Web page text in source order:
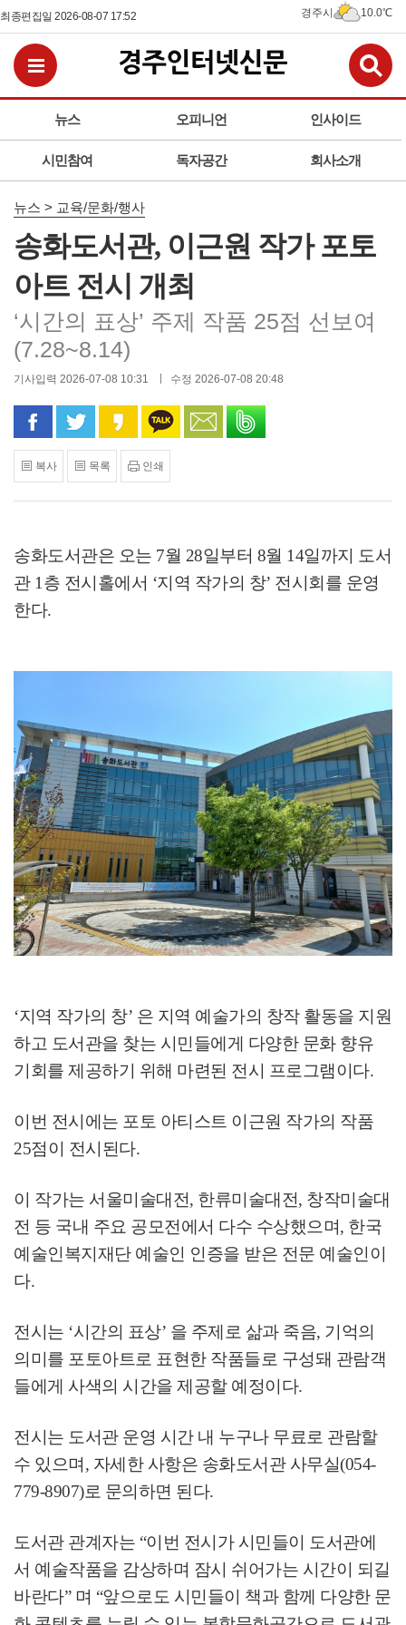
최종편집일 2026-08-07 17:52 경주시 10.0℃
뉴스 오피니언 인사이드
시민참여 독자공간 회사소개
전체메뉴보기
뉴스 > 교육/문화/행사
송화도서관, 이근원 작가 포토
아트 전시 개최
‘시간의 표상’ 주제 작품 25점 선보여
(7.28~8.14)
기사입력 2026-07-08 10:31 수정 2026-07-08 20:48
페이스북으로 공유
트위터로 공유카카오 스토리로 공유
카카오톡으로 공유
문자로 공유
복사 목록 인쇄
송화도서관은 오는 7월 28일부터 8월 14일까지 도서
관 1 층 전시홀에서 ‘지역 작가의 창’ 전시회를 운영
한다.
‘지역 작가의 창’ 은 지역 예술가의 창작 활동을 지원
하고 도서관을 찾는 시민들에게 다양한 문화 향유
기회를 제공하기 위해 마련된 전시 프로그램이다.
이번 전시에는 포토 아티스트 이근원 작가의 작품
25점이 전시된다.
이 작가는 서울미술대전, 한류미술대전, 창작미술대
전 등 국내 주요 공모전에서 다수 수상했으며, 한국
예술인복지재단 예술인 인증을 받은 전문 예술인이
다.
전시는 ‘시간의 표상’ 을 주제로 삶과 죽음, 기억의
의미를 포토아트로 표현한 작품들로 구성돼 관람객
들에게 사색의 시간을 제공할 예정이다.
전시는 도서관 운영 시간 내 누구나 무료로 관람할
수 있으며, 자세한 사항은 송화도서관 사무실(054-
779-8907)로 문의하면 된다.
도서관 관계자는 “이번 전시가 시민들이 도서관에
서 예술작품을 감상하며 잠시 쉬어가는 시간이 되길
바란다” 며 “앞으로도 시민들이 책과 함께 다양한 문